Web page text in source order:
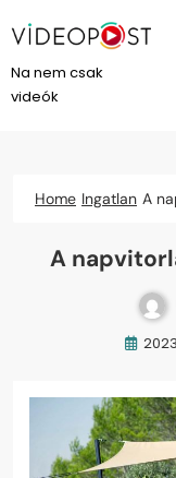
to
content
VideoPost
Na nem csak
videók
Home Ingatlan A
A